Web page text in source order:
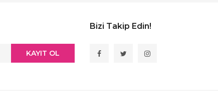
KAYIT OL
Bizi Takip Edin!